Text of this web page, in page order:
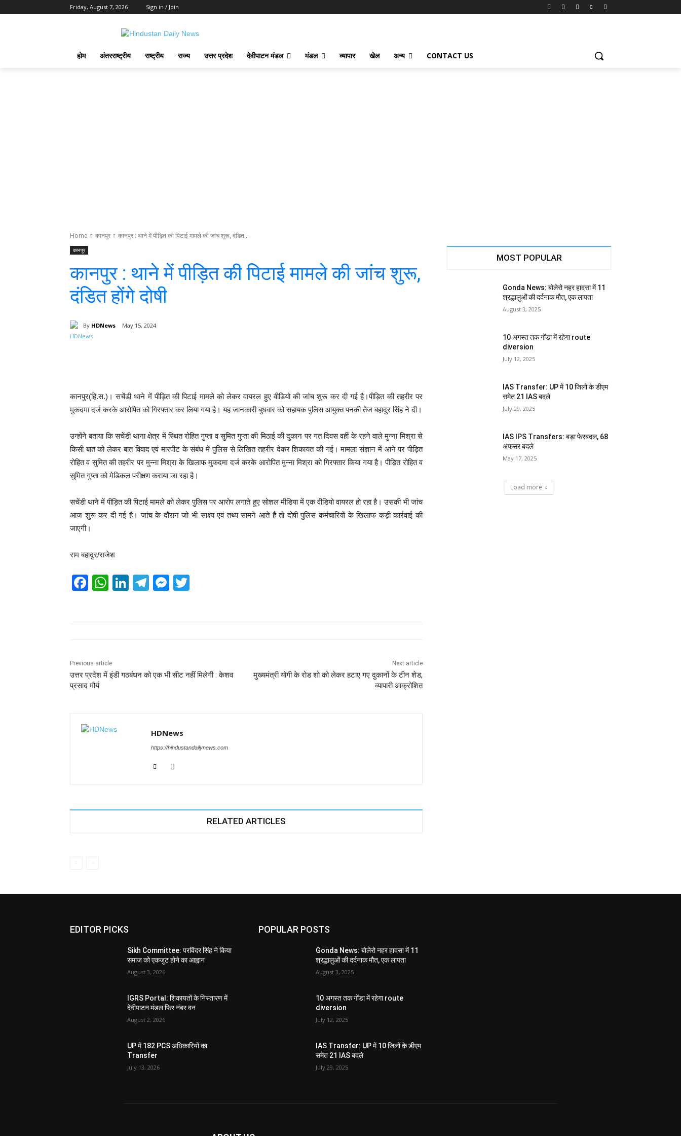
Friday, August 7, 2026 Sign in / Join
होम अंतरराष्ट्रीय राष्ट्रीय राज्य उत्तर प्रदेश देवीपाटन मंडल मंडल व्यापार खेल अन्य CONTACT US
Home कानपुर कानपुर : थाने में पीड़ित की पिटाई मामले की जांच शुरू, दंडित...
कानपुर
कानपुर : थाने में पीड़ित की पिटाई मामले की जांच शुरू,
दंडित होंगे दोषी
By HDNews May 15, 2024
कानपुर(हि.स.)। सचेंडी थाने में पीड़ित की पिटाई मामले को लेकर वायरल हुए वीडियो की जांच शुरू कर दी गई है।पीड़ित की तहरीर पर
मुकदमा दर्ज करके आरोपित को गिरफ्तार कर लिया गया है। यह जानकारी बुधवार को सहायक पुलिस आयुक्त पनकी तेज बहादुर सिंह ने दी।
उन्होंने बताया कि सचेंडी थाना क्षेत्र में स्थित रोहित गुप्ता व सुमित गुप्ता की मिठाई की दुकान पर गत दिवस वहीं के रहने वाले मुन्ना मिश्रा से
किसी बात को लेकर बात विवाद एवं मारपीट के संबंध में पुलिस से लिखित तहरीर देकर शिकायत की गई। मामला संज्ञान में आने पर पीड़ित
रोहित व सुमित की तहरीर पर मुन्ना मिश्रा के खिलाफ मुकदमा दर्ज करके आरोपित मुन्ना मिश्रा को गिरफ्तार किया गया है। पीड़ित रोहित व
सुमित गुप्ता को मेडिकल परीक्षण कराया जा रहा है।
सचेंडी थाने में पीड़ित की पिटाई मामले को लेकर पुलिस पर आरोप लगाते हुए सोशल मीडिया में एक वीडियो वायरल हो रहा है। उसकी भी जांच
आज शुरू कर दी गई है। जांच के दौरान जो भी साक्ष्य एवं तथ्य सामने आते हैं तो दोषी पुलिस कर्मचारियों के खिलाफ कड़ी कार्रवाई की
जाएगी।
राम बहादुर/राजेश
F
o
o
W
p
p
Li
T
M
er
Previous article
उत्तर प्रदेश में इंडी गठबंधन को एक भी सीट नहीं मिलेगी : केशव
प्रसाद मौर्य
Next article
मुख्यमंत्री योगी के रोड शो को लेकर हटाए गए दुकानों के टीन शेड,
व्यापारी आक्रोशित
HDNews
https://hindustandailynews.com
RELATED ARTICLES
MOST POPULAR
Gonda News: बोलेरो नहर हादसा में 11
श्रद्धालुओं की दर्दनाक मौत, एक लापता
August 3, 2025
10 अगस्त तक गोंडा में रहेगा route
diversion
July 12, 2025
IAS Transfer: UP में 10 जिलों के डीएम
समेत 21 IAS बदले
July 29, 2025
IAS IPS Transfers: बड़ा फेरबदल, 68
अफसर बदले
May 17, 2025
Load more
EDITOR PICKS
Sikh Committee: परविंदर सिंह ने किया
समाज को एकजुट होने का आह्वान
August 3, 2026
IGRS Portal: शिकायतों के निस्तारण में
देवीपाटन मंडल फिर नंबर वन
August 2, 2026
UP में 182 PCS अधिकारियों का
Transfer
July 13, 2026
POPULAR POSTS
Gonda News: बोलेरो नहर हादसा में 11
श्रद्धालुओं की दर्दनाक मौत, एक लापता
August 3, 2025
10 अगस्त तक गोंडा में रहेगा route
diversion
July 12, 2025
IAS Transfer: UP में 10 जिलों के डीएम
समेत 21 IAS बदले
July 29, 2025